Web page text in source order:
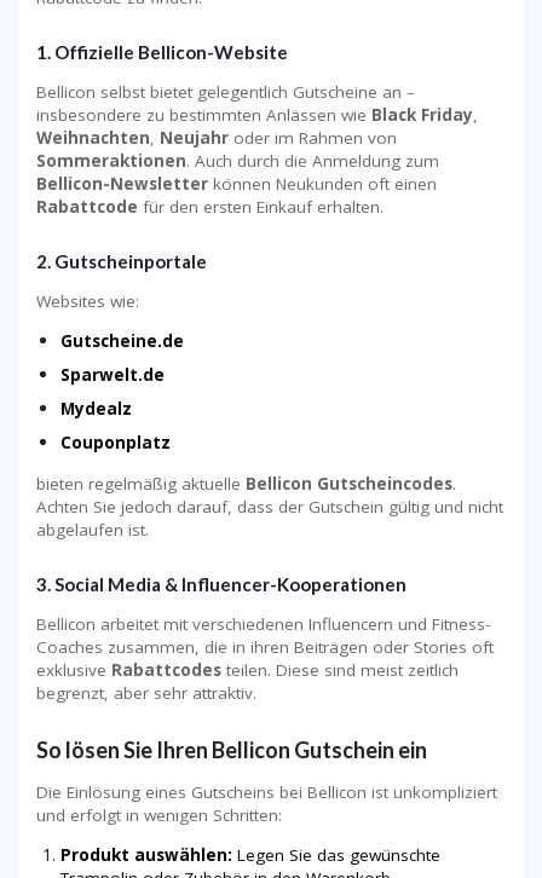
1. Offizielle Bellicon-Website
Bellicon selbst bietet gelegentlich Gutscheine an –
insbesondere zu bestimmten Anlässen wie Black Friday,
Weihnachten, Neujahr oder im Rahmen von
Sommeraktionen. Auch durch die Anmeldung zum
Bellicon-Newsletter können Neukunden oft einen
Rabattcode für den ersten Einkauf erhalten.
2. Gutscheinportale
Websites wie:
Gutscheine.de
Sparwelt.de
Mydealz
Couponplatz
bieten regelmäßig aktuelle Bellicon Gutscheincodes.
Achten Sie jedoch darauf, dass der Gutschein gültig und nicht
abgelaufen ist.
3.Social Media & Influencer-Kooperationen
Bellicon arbeitet mit verschiedenen Influencern und Fitness-
Coaches zusammen, die in ihren Beiträgen oder Stories oft
exklusive Rabattcodes teilen. Diese sind meist zeitlich
begrenzt, aber sehr attraktiv.
So lösen Sie Ihren Bellicon Gutschein ein
Die Einlösung eines Gutscheins bei Bellicon ist unkompliziert
und erfolgt in wenigen Schritten:
Produkt auswählen: Legen Sie das gewünschte